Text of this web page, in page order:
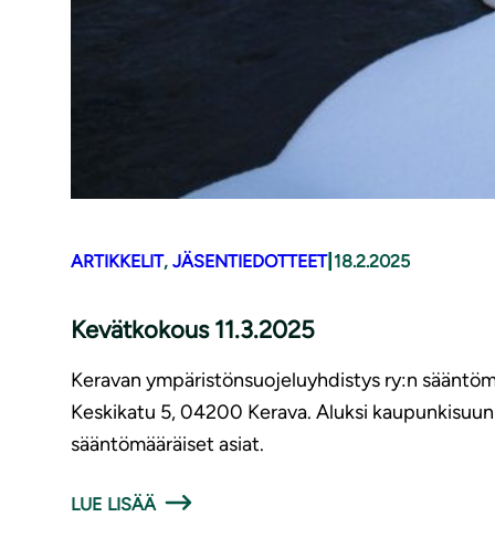
ARTIKKELIT, JÄSENTIEDOTTEET| 18.2.2025
Kevätkokous 11.3.2025
Keravan ympäristönsuojeluyhdistys ry:n
Keskikatu 5, 04200 Kerava. Aluksi
sääntömääräiset asiat.
LUE LISÄÄ